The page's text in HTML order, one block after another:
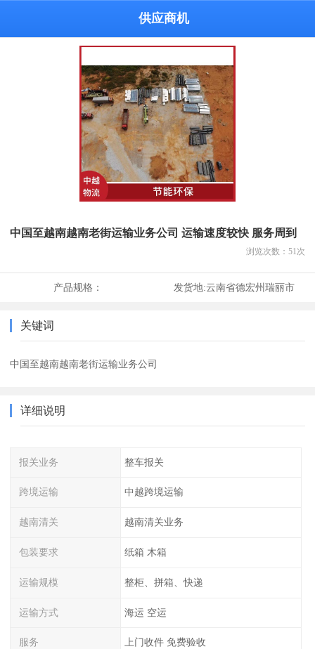
供应商机
中国至越南越南老街运输业务公司 运输速度较快 服务周到
浏览次数： 51 次
产品规格： 发货地:云南省德宏州瑞丽市
关键词
中国至越南越南老街运输业务公司
详细说明
报关业务 整车报关
跨境运输 中越跨境运输
越南清关 越南清关业务
包装要求 纸箱 木箱
运输规模 整柜、拼箱、快递
运输方式 海运 空运
服务 上门收件 免费验收